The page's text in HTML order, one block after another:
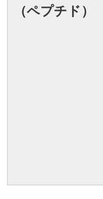
（ペプチド）